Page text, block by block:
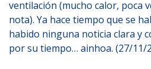
ventilación (mucho calor, poca
nota). Ya hace tiempo que se
habido ninguna noticia clara y
por su tiempo… ainhoa. (27/11/